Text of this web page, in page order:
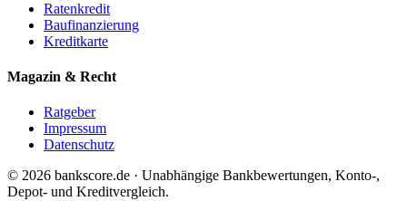
Ratenkredit
Baufinanzierung
Kreditkarte
Magazin & Recht
Ratgeber
Impressum
Datenschutz
© 2026 bankscore.de · Unabhängige Bankbewertungen, Konto-,
Depot- und Kreditvergleich.